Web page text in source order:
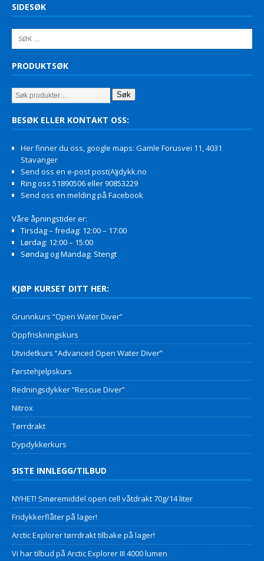
SIDESØK
PRODUKTSØK
Søk
BESØK ELLER KONTAKT OSS:
Her finner du oss, google maps: Gamle Forusvei 11, 4031
Stavanger
Send oss en e-post post(A)jdykk.no
Ring oss 51890506 eller 90853229
Send oss en melding på Facebook
Våre åpningstider er:
Tirsdag – fredag: 12:00 – 17:00
Lørdag: 12:00 – 15:00
Søndag og Mandag: Stengt
KJØP KURSET DITT HER:
Grunnkurs “Open Water Diver”
Oppfriskningskurs
Utvidetkurs “Advanced Open Water Diver”
Førstehjelpskurs
Redningsdykker “Rescue Diver”
Nitrox
Tørrdrakt
Dypdykkerkurs
SISTE INNLEGG/TILBUD
NYHET! Smøremiddel open cell våtdrakt 70g/14 liter
Fridykkerflåter på lager!
Arctic Explorer tørrdrakt tilbake på lager!
Vi har tilbud på Arctic Explorer III 4000 lumen